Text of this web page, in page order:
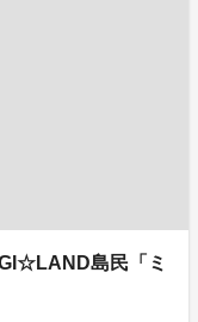
島民「ミ